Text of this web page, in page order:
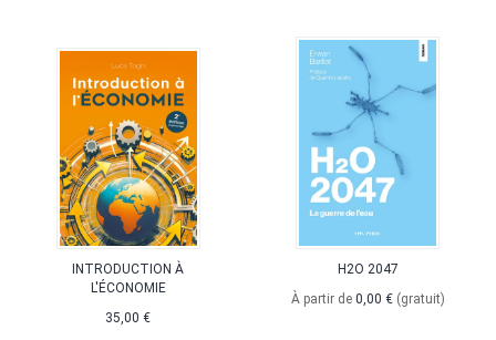
INTRODUCTION À
L'ÉCONOMIE
35,00 €
H2O 2047
À partir de 0,00 € (gratuit)